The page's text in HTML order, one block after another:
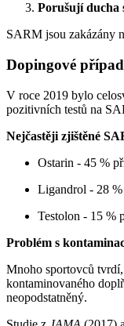
Porušují ducha
SARM jsou zakázány
Dopingové
V roce 2019 bylo
pozitivních testů na
Nejčastěji zjištěné
Ostarin - 45 %
Ligandrol - 28 %
Testolon - 15 %
Problém s
Mnoho sportovců
kontaminovaného
neopodstatněný.